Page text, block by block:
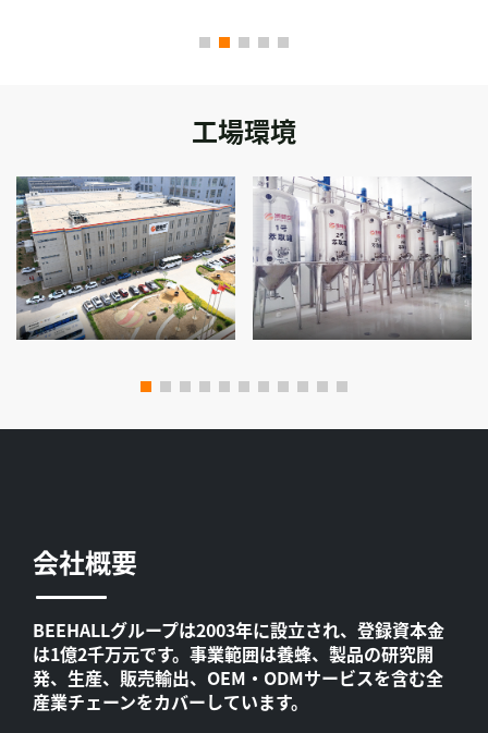
工場環境
会社概要
BEEHALLグループは2003年に設立され、登録資本金
は1億2千万元です。事業範囲は養蜂、製品の研究開
発、生産、販売輸出、OEM・ODMサービスを含む全
産業チェーンをカバーしています。